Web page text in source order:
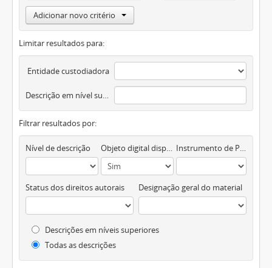
Adicionar novo critério
Limitar resultados para:
Entidade custodiadora
Descrição em nível superior
Filtrar resultados por:
Nível de descrição Objeto digital disponível Instrumento de Pesquisa
Status dos direitos autorais Designação geral do material
Descrições em níveis superiores
Todas as descrições